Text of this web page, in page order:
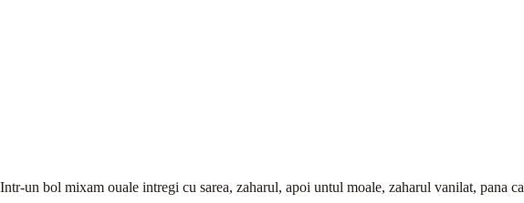
Intr-un bol mixam ouale intregi cu sarea, zaharul, apoi untul moale, zaharul vanilat, pana